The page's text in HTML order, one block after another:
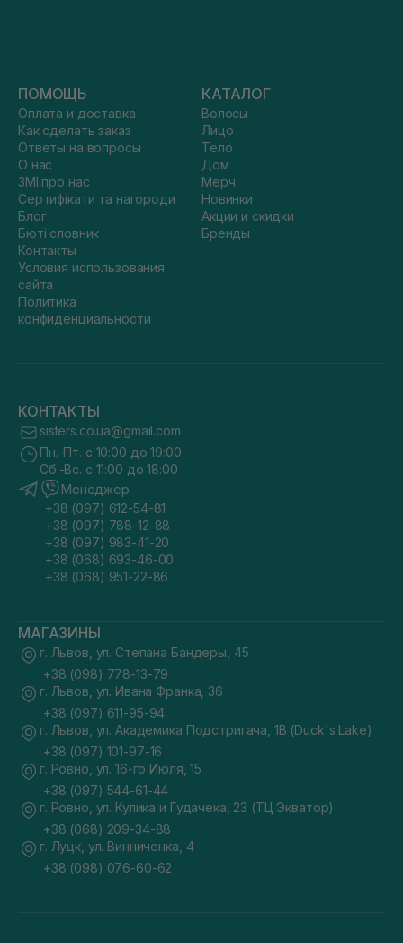
ПОМОЩЬ
Оплата и доставка
Как сделать заказ
Ответы на вопросы
О нас
ЗМІ про нас
Сертифікати та нагороди
Блог
Бюті словник
Контакты
Условия использования
сайта
Политика
конфиденциальности
КАТАЛОГ
Волосы
Лицо
Тело
Дом
Мерч
Новинки
Акции и скидки
Бренды
КОНТАКТЫ
sisters.co.ua@gmail.com
Пн.-Пт. с 10:00 до 19:00
Сб.-Вс. с 11:00 до 18:00
Менеджер
+38 (097) 612-54-81
+38 (097) 788-12-88
+38 (097) 983-41-20
+38 (068) 693-46-00
+38 (068) 951-22-86
МАГАЗИНЫ
г. Львов, ул. Степана Бандеры, 45
+38 (098) 778-13-79
г. Львов, ул. Ивана Франка, 36
+38 (097) 611-95-94
г. Львов, ул. Академика Подстригача, 1В (Duck's Lake)
+38 (097) 101-97-16
г. Ровно, ул. 16-го Июля, 15
+38 (097) 544-61-44
г. Ровно, ул. Кулика и Гудачека, 23 (ТЦ Экватор)
+38 (068) 209-34-88
г. Луцк, ул. Винниченка, 4
+38 (098) 076-60-62